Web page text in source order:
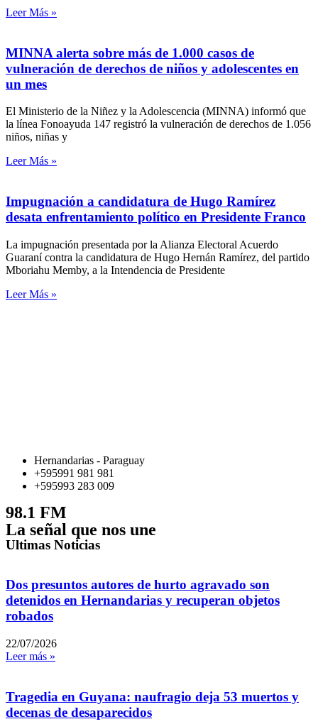
Leer Más »
MINNA alerta sobre más de 1.000 casos de
vulneración de derechos de niños y adolescentes en
un mes
El Ministerio de la Niñez y la Adolescencia (MINNA) informó que
la línea Fonoayuda 147 registró la vulneración de derechos de 1.056
niños, niñas y
Leer Más »
Impugnación a candidatura de Hugo Ramírez
desata enfrentamiento político en Presidente Franco
La impugnación presentada por la Alianza Electoral Acuerdo
Guaraní contra la candidatura de Hugo Hernán Ramírez, del partido
Mboriahu Memby, a la Intendencia de Presidente
Leer Más »
Hernandarias - Paraguay
+595991 981 981
+595993 283 009
98.1 FM
La señal que nos une
Ultimas Noticias
Dos presuntos autores de hurto agravado son
detenidos en Hernandarias y recuperan objetos
robados
22/07/2026
Leer más »
Tragedia en Guyana: naufragio deja 53 muertos y
decenas de desaparecidos